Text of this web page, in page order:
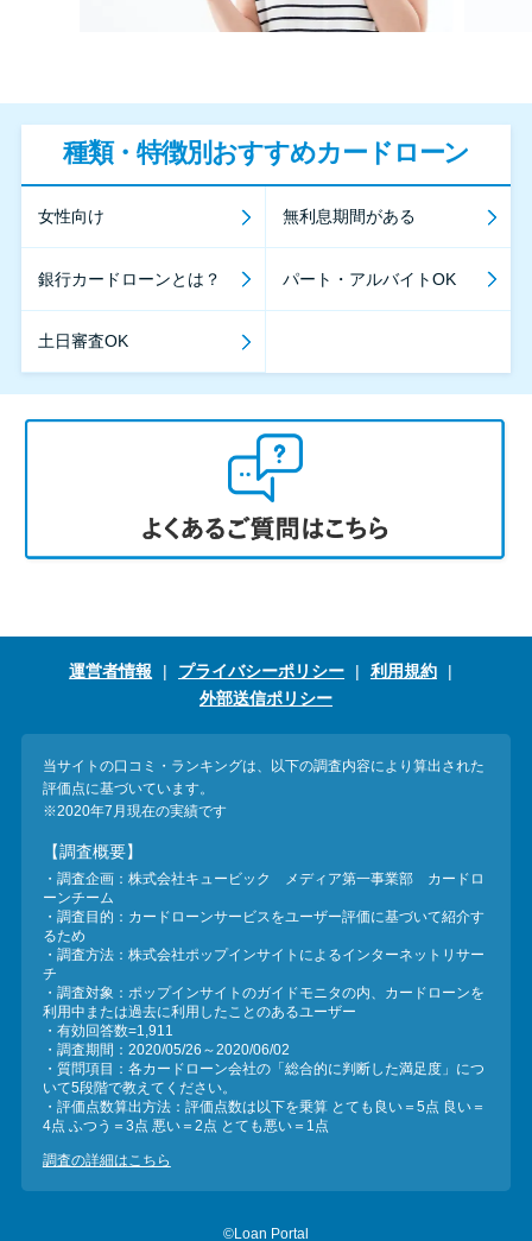
種類・特徴別おすすめカードローン
女性向け 無利息期間がある
銀行カードローンとは？ パート・アルバイトOK
土日審査OK
運営者情報 プライバシーポリシー
利用規約
外部送信ポリシー
当サイトの口コミ・ランキングは、以下の調査内容により算出された
評価点に基づいています。
※2020年7月現在の実績です
【調査概要】
・調査企画：株式会社キュービック メディア第一事業部 カードロ
ーンチーム
・調査目的：カードローンサービスをユーザー評価に基づいて紹介す
るため
・調査方法：株式会社ポップインサイトによるインターネットリサー
チ
・調査対象：ポップインサイトのガイドモニタの内、カードローンを
利用中または過去に利用したことのあるユーザー
・有効回答数=1,911
・調査期間：2020/05/26～2020/06/02
・質問項目：各カードローン会社の「総合的に判断した満足度」につ
いて5段階で教えてください。
・評価点数算出方法：評価点数は以下を乗算 とても良い＝5点 良い＝
4点 ふつう＝3点 悪い＝2点 とても悪い＝1点
調査の詳細はこちら
©Loan Portal